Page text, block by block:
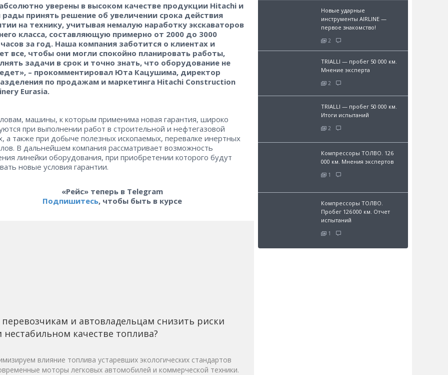
уверены в высоком качестве продукции Hitachi и
принять решение об увеличении срока действия
на технику, учитывая немалую наработку экскаваторов
класса, составляющую примерно от 2000 до 3000
за год. Наша компания заботится о клиентах и
все, чтобы они могли спокойно планировать работы,
задачи в срок и точно знать, что оборудование не
– прокомментировал Юта Кацушима, директор
по продажам и маркетинга Hitachi Construction
Eurasia.
машины, к которым применима новая гарантия, широко
при выполнении работ в строительной и нефтегазовой
а также при добыче полезных ископаемых, перевалке инертных
В дальнейшем компания рассматривает возможность
линейки оборудования, при приобретении которого будут
новые условия гарантии.
«Рейс» теперь в Telegram
Подпишитесь, чтобы быть в курсе
перевозчикам и автовладельцам снизить риски
нестабильном качестве топлива?
влияние топлива устаревших экологических стандартов
моторы легковых автомобилей и коммерческой техники.
Новые ударные
инструменты AIRLINE —
первое знакомство!
2
TRIALLI — пробег 50 000 км.
Мнение эксперта
2
TRIALLI — пробег 50 000 км.
Итоги испытаний
2
Компрессоры ТОЛВО. 126
000 км. Мнения экспертов
1
Компрессоры ТОЛВО.
Пробег 126 000 км. Отчет
испытаний
1